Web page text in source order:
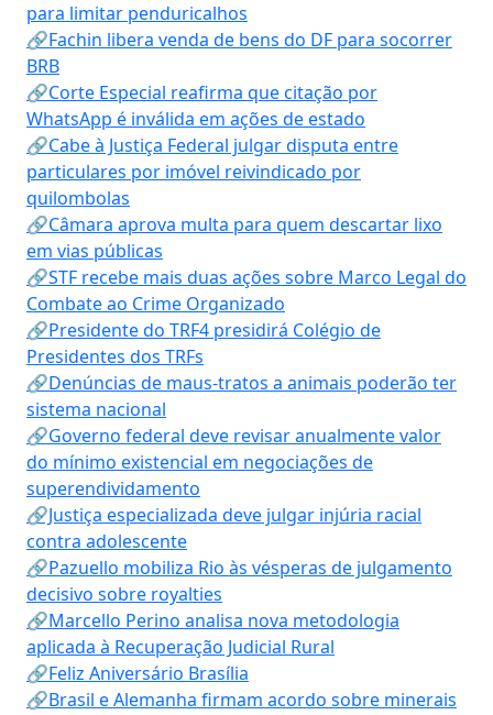
para limitar penduricalhos
🔗Fachin libera venda de bens do DF para socorrer
BRB
🔗Corte Especial reafirma que citação por
WhatsApp é inválida em ações de estado
🔗Cabe à Justiça Federal julgar disputa entre
particulares por imóvel reivindicado por
quilombolas
🔗Câmara aprova multa para quem descartar lixo
em vias públicas
🔗STF recebe mais duas ações sobre Marco Legal do
Combate ao Crime Organizado
🔗Presidente do TRF4 presidirá Colégio de
Presidentes dos TRFs
🔗Denúncias de maus-tratos a animais poderão ter
sistema nacional
🔗Governo federal deve revisar anualmente valor
do mínimo existencial em negociações de
superendividamento
🔗Justiça especializada deve julgar injúria racial
contra adolescente
🔗Pazuello mobiliza Rio às vésperas de julgamento
decisivo sobre royalties
🔗Marcello Perino analisa nova metodologia
aplicada à Recuperação Judicial Rural
🔗Feliz Aniversário Brasília
🔗Brasil e Alemanha firmam acordo sobre minerais